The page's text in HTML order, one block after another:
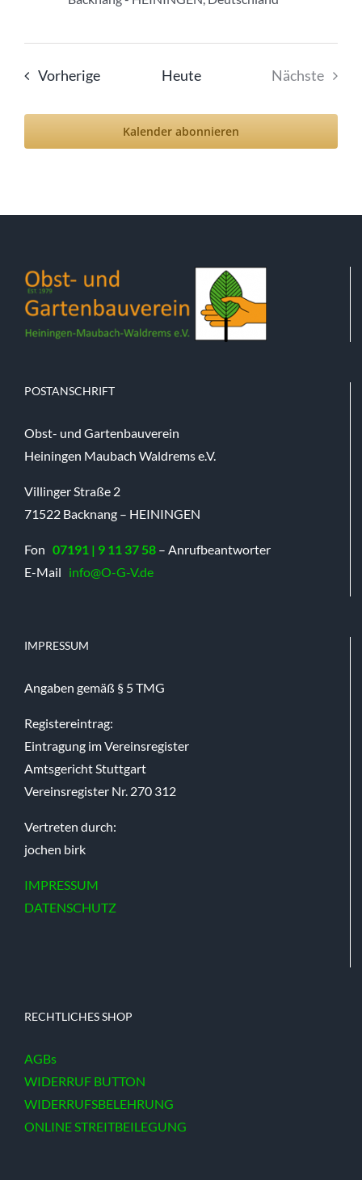
VorherigeVeranstaltungen
Heute
Nächste
Kalender abonnieren
POSTANSCHRIFT
Obst- und Gartenbauverein
Heiningen Maubach Waldrems e.V.
Villinger Straße 2
71522 Backnang – HEININGEN
Fon 07191 | 9 11 37 58 – Anrufbeantworter
E-Mail info@O-G-V.de
IMPRESSUM
Angaben gemäß § 5 TMG
Registereintrag:
Eintragung im Vereinsregister
Amtsgericht Stuttgart
Vereinsregister Nr. 270 312
Vertreten durch:
jochen birk
IMPRESSUM
DATENSCHUTZ
RECHTLICHES SHOP
AGBs
WIDERRUF BUTTON
WIDERRUFSBELEHRUNG
ONLINE STREITBEILEGUNG